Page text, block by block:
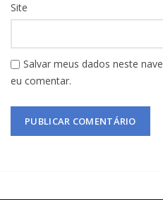
Site
Salvar meus dados neste
eu comentar.